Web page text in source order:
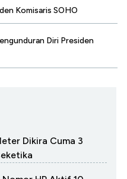
Komisaris SOHO
Diri Presiden
Dikira Cuma 3